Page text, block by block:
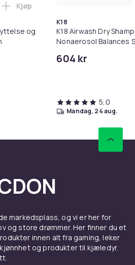
og
Legg 10x Premium
Kjøp
K18
K18 Airwash Dry
Nonaerosol Balances
604 kr
5,0
mandag, 24 aug.
markedsplass, og vi er her for
og store drømmer. Her finner du et
innen alt fra gaming, leker
og produkter til kjæledyr.